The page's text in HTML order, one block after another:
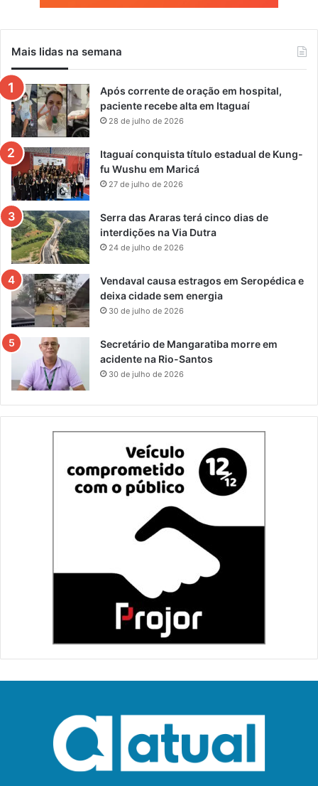
Mais lidas na semana
Após corrente de oração em hospital,
paciente recebe alta em Itaguaí
28 de julho de 2026
Itaguaí conquista título estadual de Kung-
fu Wushu em Maricá
27 de julho de 2026
Serra das Araras terá cinco dias de
interdições na Via Dutra
24 de julho de 2026
Vendaval causa estragos em Seropédica e
deixa cidade sem energia
30 de julho de 2026
Secretário de Mangaratiba morre em
acidente na Rio-Santos
30 de julho de 2026